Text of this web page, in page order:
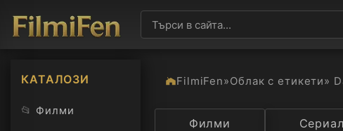
КАТАЛОЗИ
📂 Филми
FilmiFen»Облак с етикети»
Категория Държава
Филми